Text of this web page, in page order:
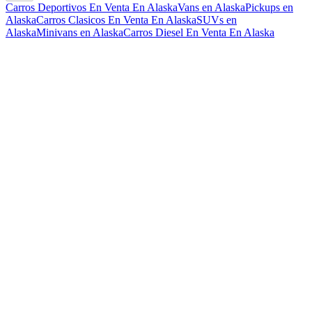
Carros Deportivos En Venta En AlaskaVans en AlaskaPickups en
AlaskaCarros Clasicos En Venta En AlaskaSUVs en
AlaskaMinivans en AlaskaCarros Diesel En Venta En Alaska